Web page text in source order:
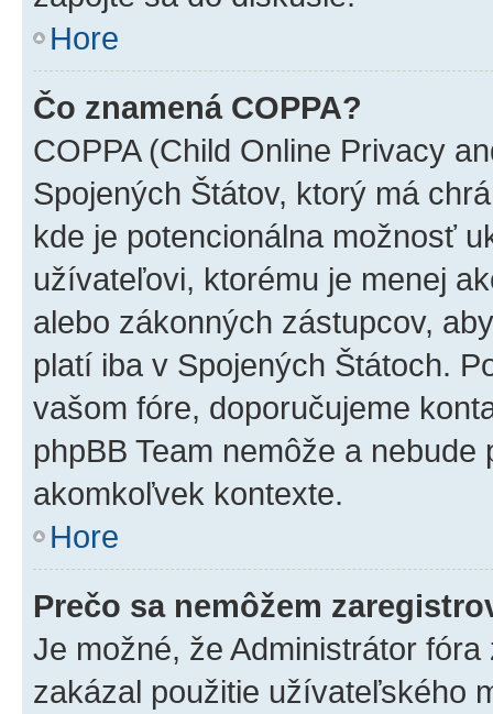
Hore
Čo znamená COPPA?
COPPA (Child Online Privacy
Spojených Štátov, ktorý má
kde je potencionálna možnosť
užívateľovi, ktorému je menej
alebo zákonných zástupcov,
platí iba v Spojených Štátoch.
vašom fóre, doporučujeme
phpBB Team nemôže a
akomkoľvek kontexte.
Hore
Prečo sa nemôžem
Je možné, že Administrátor
zakázal použitie užívateľského